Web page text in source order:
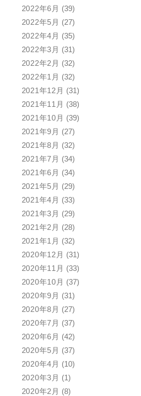
2022年6月 (39)
2022年5月 (27)
2022年4月 (35)
2022年3月 (31)
2022年2月 (32)
2022年1月 (32)
2021年12月 (31)
2021年11月 (38)
2021年10月 (39)
2021年9月 (27)
2021年8月 (32)
2021年7月 (34)
2021年6月 (34)
2021年5月 (29)
2021年4月 (33)
2021年3月 (29)
2021年2月 (28)
2021年1月 (32)
2020年12月 (31)
2020年11月 (33)
2020年10月 (37)
2020年9月 (31)
2020年8月 (27)
2020年7月 (37)
2020年6月 (42)
2020年5月 (37)
2020年4月 (10)
2020年3月 (1)
2020年2月 (8)